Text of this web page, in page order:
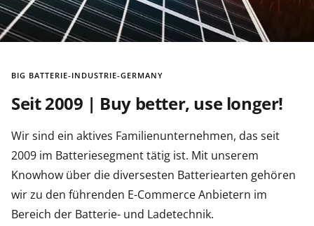
BIG BATTERIE-INDUSTRIE-GERMANY
Seit 2009 | Buy better, use longer!
Wir sind ein aktives Familienunternehmen, das seit
2009 im Batteriesegment tätig ist. Mit unserem
Knowhow über die diversesten Batteriearten gehören
wir zu den führenden E-Commerce Anbietern im
Bereich der Batterie- und Ladetechnik.